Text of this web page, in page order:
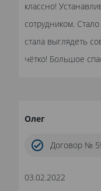
классно!
сотрудником.
стала выглядеть
чётко! Большое
Олег
Договор №
03.02.2022